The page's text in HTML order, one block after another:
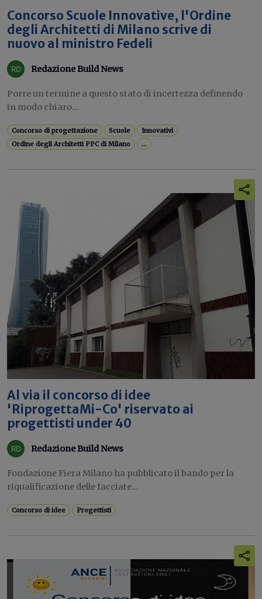
Concorso Scuole Innovative, l'Ordine
degli Architetti di Milano scrive di
nuovo al ministro Fedeli
Redazione Build News
Porre un termine a questo stato di incertezza definendo
in modo chiaro...
Concorso di progettazione Scuole
Innovativi
Ordine degli Architetti PPC di Milano
...
Al via il concorso di idee
'RiprogettaMi-Co' riservato ai
progettisti under 40
Redazione Build News
Fondazione Fiera Milano ha pubblicato il bando per la
riqualificazione delle facciate...
Concorso di idee Progettisti